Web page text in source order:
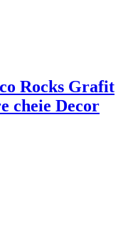
Rocks Grafit
cheie Decor